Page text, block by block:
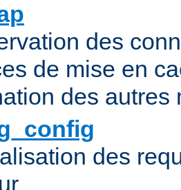
des
de mise en
des autres
des